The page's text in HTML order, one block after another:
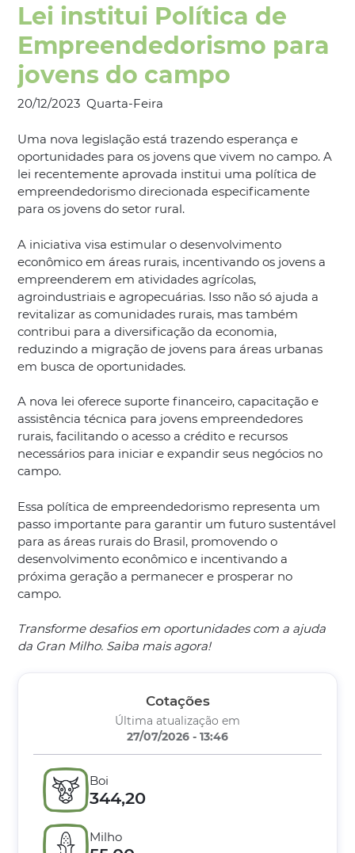
Lei institui Política de
Empreendedorismo para
jovens do campo
20/12/2023 Quarta-Feira
Uma nova legislação está trazendo esperança e
oportunidades para os jovens que vivem no campo. A
lei recentemente aprovada institui uma política de
empreendedorismo direcionada especificamente
para os jovens do setor rural.
A iniciativa visa estimular o desenvolvimento
econômico em áreas rurais, incentivando os jovens a
empreenderem em atividades agrícolas,
agroindustriais e agropecuárias. Isso não só ajuda a
revitalizar as comunidades rurais, mas também
contribui para a diversificação da economia,
reduzindo a migração de jovens para áreas urbanas
em busca de oportunidades.
A nova lei oferece suporte financeiro, capacitação e
assistência técnica para jovens empreendedores
rurais, facilitando o acesso a crédito e recursos
necessários para iniciar e expandir seus negócios no
campo.
Essa política de empreendedorismo representa um
passo importante para garantir um futuro sustentável
para as áreas rurais do Brasil, promovendo o
desenvolvimento econômico e incentivando a
próxima geração a permanecer e prosperar no
campo.
Transforme desafios em oportunidades com a ajuda
da Gran Milho. Saiba mais agora!
Cotações
Última atualização em
27/07/2026 - 13:46
Boi
344,20
Milho